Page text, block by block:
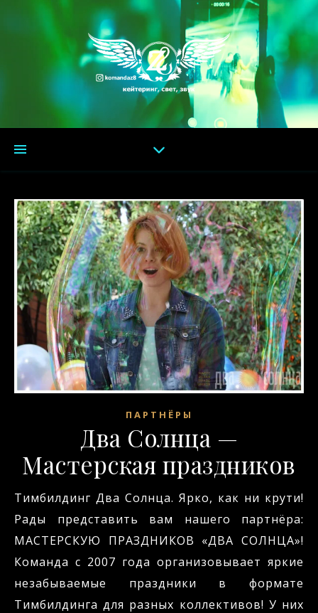
ПАРТНЁРЫ
Два Солнца —
Мастерская праздников
Тимбилдинг Два Солнца. Ярко, как ни крути!
Рады представить вам нашего партнёра:
МАСТЕРСКУЮ ПРАЗДНИКОВ «ДВА СОЛНЦА»!
Команда с 2007 года организовывает яркие
незабываемые праздники в формате
Тимбилдинга для разных коллективов! У них